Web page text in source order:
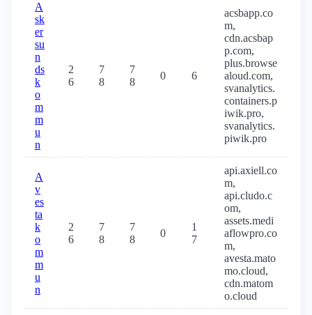
A
sk
er
su
n
ds
k
o
m
m
u
n
2
6
7
8
7
8
0 6
acsbapp.co
m,
cdn.acsbap
p.com,
plus.browse
aloud.com,
svanalytics.
containers.p
iwik.pro,
svanalytics.
piwik.pro
A
v
es
ta
k
o
m
m
u
n
2
6
7
8
7
8
0
1
7
api.axiell.co
m,
api.cludo.c
om,
assets.medi
aflowpro.co
m,
avesta.mato
mo.cloud,
cdn.matom
o.cloud